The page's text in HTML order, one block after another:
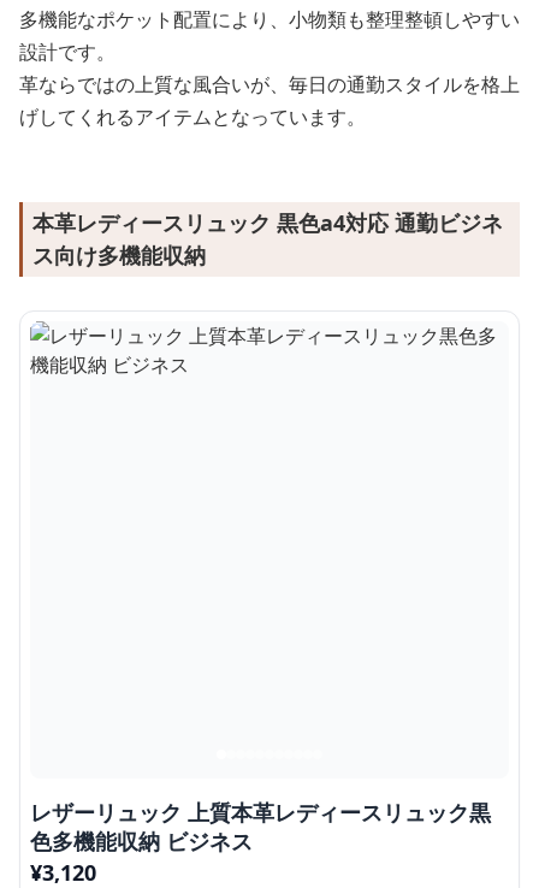
多機能なポケット配置により、小物類も整理整頓しやすい
設計です。
革ならではの上質な風合いが、毎日の通勤スタイルを格上
げしてくれるアイテムとなっています。
本革レディースリュック 黒色a4対応 通勤ビジネ
ス向け多機能収納
レザーリュック 上質本革レディースリュック黒
色多機能収納 ビジネス
¥3,120